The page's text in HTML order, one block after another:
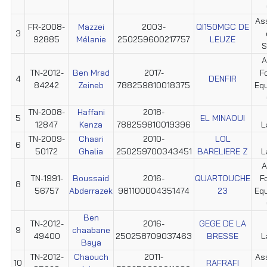
3
FR-2008-
92885
Mazzei
Mélanie
2003-
250259600217757
QI150MGC DE
LEUZE
4
TN-2012-
84242
Ben Mrad
Zeineb
2017-
788259810018375
DENFIR
5
TN-2008-
12847
Haffani
Kenza
2018-
788259810019396
EL MINAOUI
6
TN-2009-
50172
Chaari
Ghalia
2010-
250259700343451
LOL
BARELIERE Z
8
TN-1991-
56757
Boussaid
Abderrazek
2016-
981100004351474
QUARTOUCHE
23
9
TN-2012-
49400
Ben
chaabane
Baya
2016-
250258709037463
GEGE DE LA
BRESSE
10
TN-2012-
Chaouch
2011-
RAFRAFI